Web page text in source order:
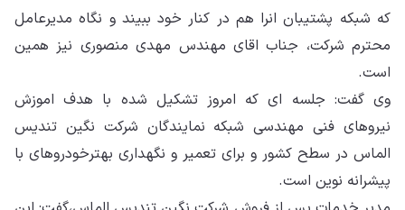
که شبکه پشتیبان انرا هم در کنار خود ببیند و نگاه مدیرعامل
محترم شرکت، جناب اقای مهندس مهدی منصوری نیز همین
است.
وی گفت: جلسه ای که امروز تشکیل شده با هدف اموزش
نیروهای فنی مهندسی شبکه نمایندگان شرکت نگین تندیس
الماس در سطح کشور و برای تعمیر و نگهداری بهترخودروهای با
پیشرانه نوین است.